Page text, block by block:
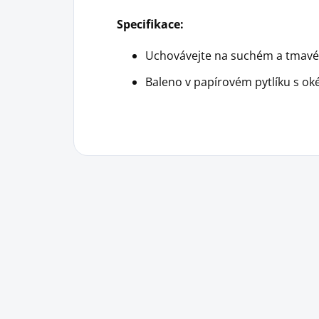
Specifikace:
Uchovávejte na suchém a
Baleno v papírovém pytlíku s